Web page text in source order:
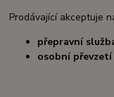
Prodávající akceptuje
přepravní
osobní převzetí